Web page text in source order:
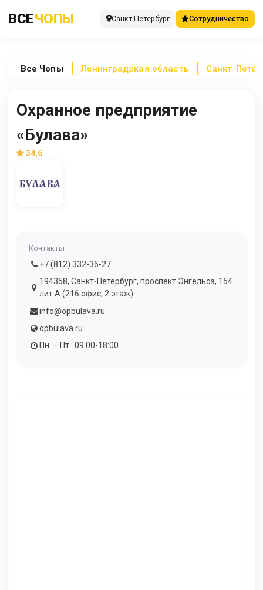
ВСЕЧОПЫ Санкт-Петербург Сотрудничество
Все Чопы Ленинградская область Санкт-
Охранное предприятие
«Булава»
34,6
Контакты
+7 (812) 332-36-27
194358, Санкт-Петербург, проспект Энгельса, 154
лит А (216 офис; 2 этаж).
info@opbulava.ru
opbulava.ru
Пн. – Пт.: 09:00-18:00